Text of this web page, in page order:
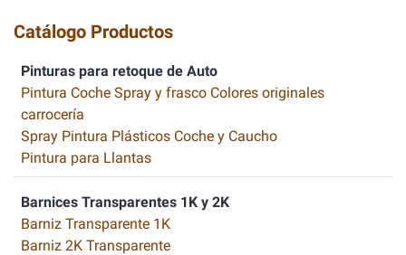
Catálogo Productos
Pinturas para retoque de Auto
Pintura Coche Spray y frasco Colores originales
carrocería
Spray Pintura Plásticos Coche y Caucho
Pintura para Llantas
Barnices Transparentes 1K y 2K
Barniz Transparente 1K
Barniz 2K Transparente